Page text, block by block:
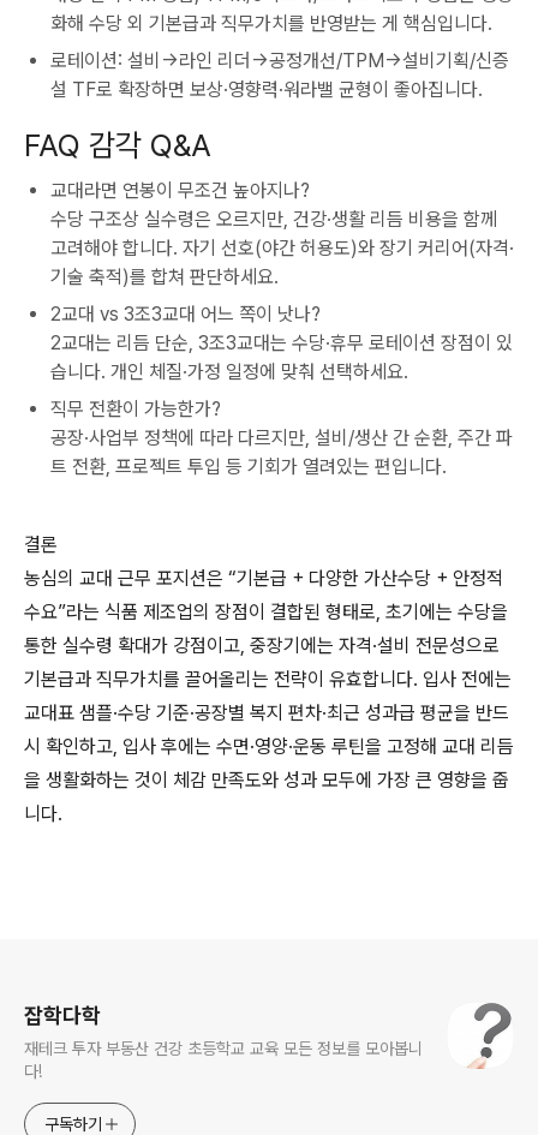
화해 수당 외 기본급과 직무가치를 반영받는 게 핵심입니다.
로테이션: 설비→라인 리더→공정개선/TPM→설비기획/신증
설 TF로 확장하면 보상·영향력·워라밸 균형이 좋아집니다.
FAQ 감각 Q&A
교대라면 연봉이 무조건 높아지나?
수당 구조상 실수령은 오르지만, 건강·생활 리듬 비용을 함께
고려해야 합니다. 자기 선호(야간 허용도)와 장기 커리어(자격·
기술 축적)를 합쳐 판단하세요.
2교대 vs 3조3교대 어느 쪽이 낫나?
2교대는 리듬 단순, 3조3교대는 수당·휴무 로테이션 장점이 있
습니다. 개인 체질·가정 일정에 맞춰 선택하세요.
직무 전환이 가능한가?
공장·사업부 정책에 따라 다르지만, 설비/생산 간 순환, 주간 파
트 전환, 프로젝트 투입 등 기회가 열려있는 편입니다.
결론
농심의 교대 근무 포지션은 “기본급 + 다양한 가산수당 + 안정적
수요”라는 식품 제조업의 장점이 결합된 형태로, 초기에는 수당을
통한 실수령 확대가 강점이고, 중장기에는 자격·설비 전문성으로
기본급과 직무가치를 끌어올리는 전략이 유효합니다. 입사 전에는
교대표 샘플·수당 기준·공장별 복지 편차·최근 성과급 평균을 반드
시 확인하고, 입사 후에는 수면·영양·운동 루틴을 고정해 교대 리듬
을 생활화하는 것이 체감 만족도와 성과 모두에 가장 큰 영향을 줍
니다.
잡학다학
재테크 투자 부동산 건강 초등학교 교육 모든 정보를 모아봅니
다!
구독하기